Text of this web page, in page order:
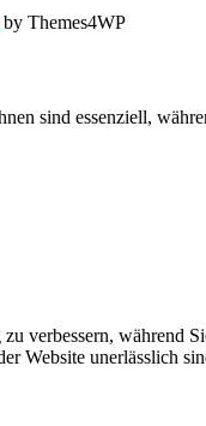
by Themes4WP
sind essenziell,
verbessern, während
Website unerlässlich